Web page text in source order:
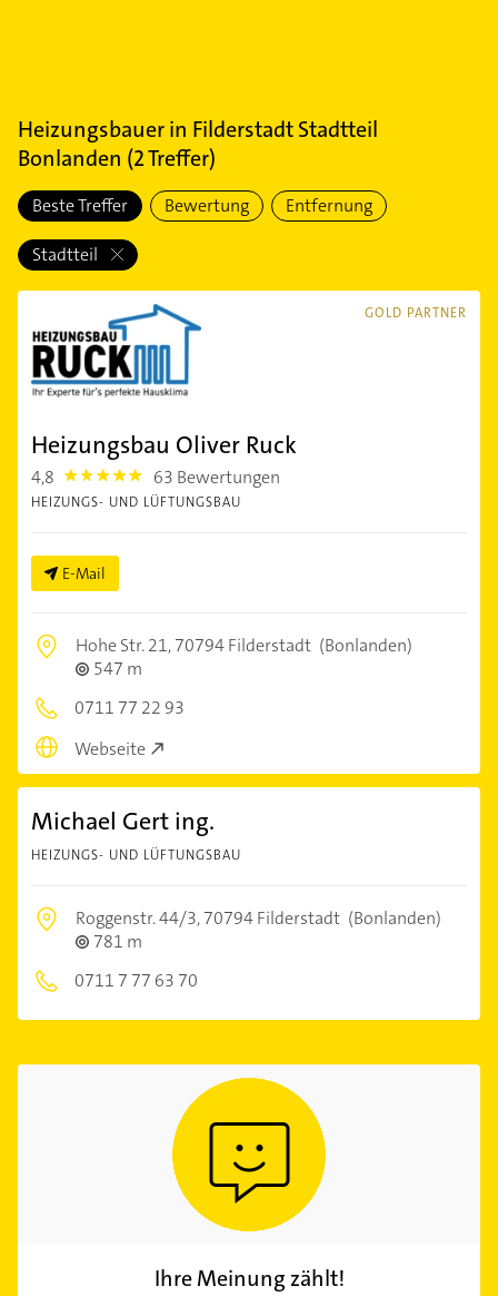
Heizungsbauerin Filderstadt Stadtteil
Bonlanden (2Treffer)
Beste Treffer Bewertung Entfernung
Stadtteil
GOLD PARTNER
Heizungsbau Oliver Ruck
4,8 4.8 63 Bewertungen
HEIZUNGS- UND LÜFTUNGSBAU
E-Mail
Hohe Str. 21,70794 Filderstadt (Bonlanden)
547 m
0711 77 22 93
Webseite
Michael Gert ing.
HEIZUNGS- UND LÜFTUNGSBAU
Roggenstr. 44/3,70794 Filderstadt (Bonlanden)
781 m
0711 7 77 63 70
Ihre Meinung zählt!